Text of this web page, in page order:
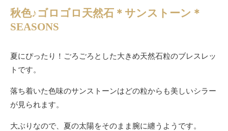
秋色♪ゴロゴロ天然石＊サンストーン＊
SEASONS
夏にぴったり！ごろごろとした大きめ天然石粒のブレスレッ
トです。
落ち着いた色味のサンストーンはどの粒からも美しいシラー
が見られます。
大ぶりなので、夏の太陽をそのまま腕に纏うようです。